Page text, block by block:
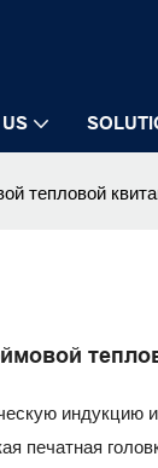
тепловой
индукцию
печатная